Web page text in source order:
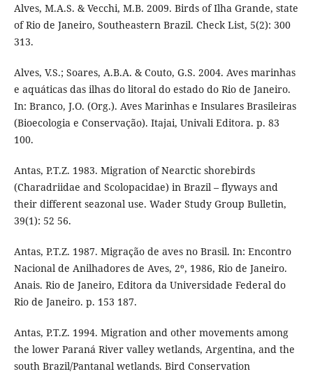
Alves, M.A.S. & Vecchi, M.B. 2009. Birds of Ilha Grande, state
of Rio de Janeiro, Southeastern Brazil. Check List, 5(2): 300
313.
Alves, V.S.; Soares, A.B.A. & Couto, G.S. 2004. Aves marinhas
e aquáticas das ilhas do litoral do estado do Rio de Janeiro.
In: Branco, J.O. (Org.). Aves Marinhas e Insulares Brasileiras
(Bioecologia e Conservação). Itajai, Univali Editora. p. 83
100.
Antas, P.T.Z. 1983. Migration of Nearctic shorebirds
(Charadriidae and Scolopacidae) in Brazil – flyways and
their different seazonal use. Wader Study Group Bulletin,
39(1): 52 56.
Antas, P.T.Z. 1987. Migração de aves no Brasil. In: Encontro
Nacional de Anilhadores de Aves, 2º, 1986, Rio de Janeiro.
Anais. Rio de Janeiro, Editora da Universidade Federal do
Rio de Janeiro. p. 153 187.
Antas, P.T.Z. 1994. Migration and other movements among
the lower Paraná River valley wetlands, Argentina, and the
south Brazil/Pantanal wetlands. Bird Conservation